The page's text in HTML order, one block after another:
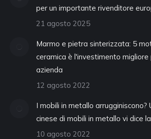
per un importante rivenditore
21 agosto 2025
Marmo e pietra sinterizzata: 5
ceramica è l'investimento
azienda
12 agosto 2022
I mobili in metallo arrugginiscono?
cinese di mobili in metallo vi dice
10 agosto 2022